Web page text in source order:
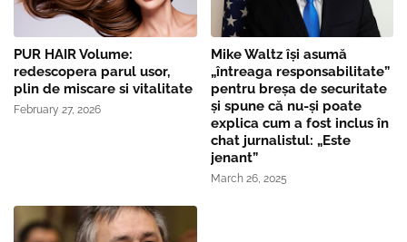
PUR HAIR Volume:
redescopera parul usor,
plin de miscare si vitalitate
February 27, 2026
Mike Waltz îşi asumă
„întreaga responsabilitate”
pentru breşa de securitate
și spune că nu-și poate
explica cum a fost inclus în
chat jurnalistul: „Este
jenant”
March 26, 2025